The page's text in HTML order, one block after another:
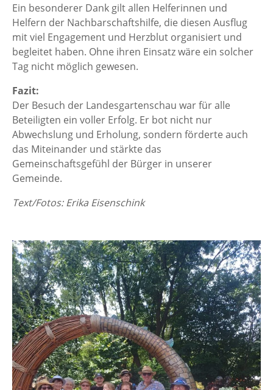
Ein besonderer Dank gilt allen Helferinnen und
Helfern der Nachbarschaftshilfe, die diesen Ausflug
mit viel Engagement und Herzblut organisiert und
begleitet haben. Ohne ihren Einsatz wäre ein solcher
Tag nicht möglich gewesen.
Fazit:
Der Besuch der Landesgartenschau war für alle
Beteiligten ein voller Erfolg. Er bot nicht nur
Abwechslung und Erholung, sondern förderte auch
das Miteinander und stärkte das
Gemeinschaftsgefühl der Bürger in unserer
Gemeinde.
Text/Fotos: Erika Eisenschink